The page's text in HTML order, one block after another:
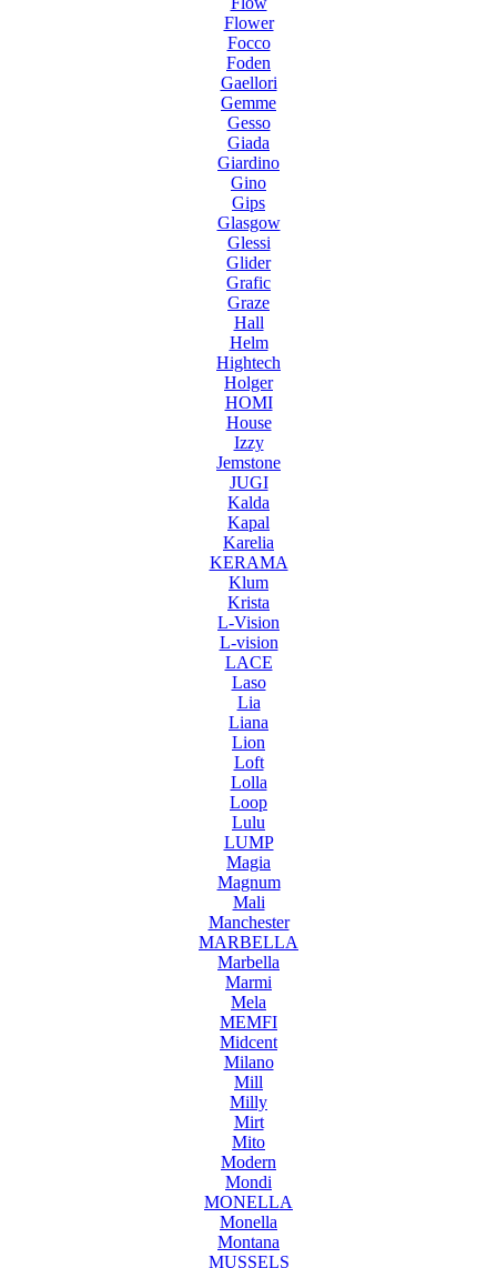
Flower
Focco
Foden
Gaellori
Gemme
Gesso
Giada
Giardino
Gino
Gips
Glasgow
Glessi
Glider
Grafic
Graze
Hall
Helm
Hightech
Holger
HOMI
House
Izzy
Jemstone
JUGI
Kalda
Kapal
Karelia
KERAMA
Klum
Krista
L-Vision
L-vision
LACE
Laso
Lia
Liana
Lion
Loft
Lolla
Loop
Lulu
LUMP
Magia
Magnum
Mali
Manchester
MARBELLA
Marbella
Marmi
Mela
MEMFI
Midcent
Milano
Mill
Milly
Mirt
Mito
Modern
Mondi
MONELLA
Monella
Montana
MUSSELS